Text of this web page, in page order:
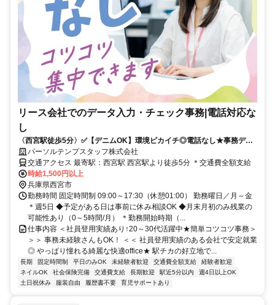
リース会社でのデータ入力・チェック事務|電話対応な
し
〈西宮駅徒歩5分〉✅️【デニムOK】環境ピカイチ◎電話なし★事務デビ
ュー歓迎↑1500円
パーソルテンプスタッフ株式会社
交通アクセス 最寄駅：西宮駅 西宮駅より徒歩5分 ＊交通費全額支給
時給1,500円以上
兵庫県西宮市
勤務時間 固定時間制 09:00～17:30（休憩01:00） 勤務曜日／月～金
＊週5日 ◆予定がある日は事前に休み相談OK ◆月末月初のみ残業の
可能性あり（0～5時間/月） ＊勤務開始時期（...
仕事内容 ＜社員登用実績あり↑20～30代活躍中★簡単コツコツ事務＞
＞＞ 事務未経験さんもOK！ ＜＜ 社員登用実績のある会社で安定就業
◎ やっぱり憧れる綺麗な快適office★ 駅チカの好立地で...
長期 固定時間制 平日のみOK 未経験者歓迎 交通費全額支給
経験者歓迎
ネイルOK
社会保険完備 交通費支給 長期歓迎 駅近5分以内
週4日以上OK
土日祝休み
服装自由 履歴書不要 育児サポートあり